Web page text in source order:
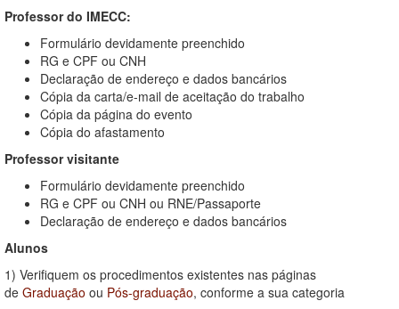
Professor do IMECC:
Formulário devidamente preenchido
RG e CPF ou CNH
Declaração de endereço e dados bancários
Cópia da carta/e-mail de aceitação do trabalho
Cópia da página do evento
Cópia do afastamento
Professor visitante
Formulário devidamente preenchido
RG e CPF ou CNH ou RNE/Passaporte
Declaração de endereço e dados bancários
Alunos
1) Verifiquem os procedimentos existentes nas páginas
de Graduação ou Pós-graduação, conforme a sua categoria